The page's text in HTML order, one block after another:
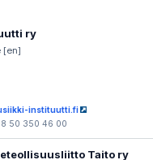
ry
[en]
instituutti.fi
50 350 46 00
Taito ry